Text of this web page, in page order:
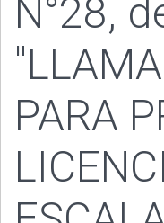
N°28,
PARA